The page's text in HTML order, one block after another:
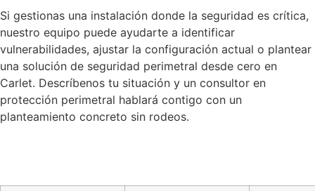
Si gestionas una instalación donde la seguridad es crítica,
nuestro equipo puede ayudarte a identificar
vulnerabilidades, ajustar la configuración actual o plantear
una solución de seguridad perimetral desde cero en
Carlet. Descríbenos tu situación y un consultor en
protección perimetral hablará contigo con un
planteamiento concreto sin rodeos.